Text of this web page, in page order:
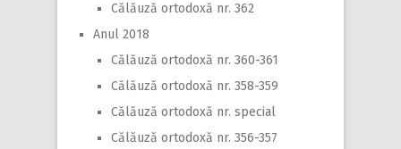
Călăuză ortodoxă nr. 362
Anul 2018
Călăuză ortodoxă nr. 360-361
Călăuză ortodoxă nr. 358-359
Călăuză ortodoxă nr. special
Călăuză ortodoxă nr. 356-357